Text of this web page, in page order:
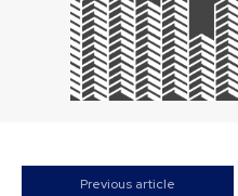
Previous article